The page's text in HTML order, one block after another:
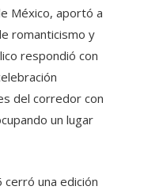
México, aportó a
romanticismo y
respondió con
del corredor con
un lugar
una edición